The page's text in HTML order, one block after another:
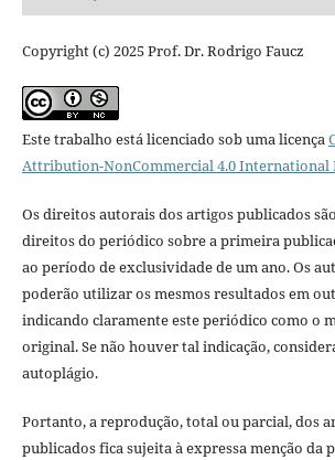
Copyright (c) 2025 Prof. Dr. Rodrigo Faucz
Este trabalho está licenciado sob uma licença
Attribution-NonCommercial 4.0 International
Os direitos autorais dos artigos publicados
direitos do periódico sobre a primeira
ao período de exclusividade de um ano. Os
poderão utilizar os mesmos resultados em
indicando claramente este periódico como o
original. Se não houver tal indicação,
autoplágio.
Portanto, a reprodução, total ou parcial, dos
publicados fica sujeita à expressa menção da